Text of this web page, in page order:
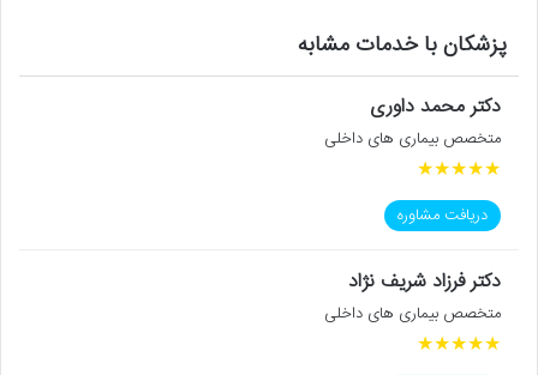
پزشکان با خدمات مشابه
دکتر محمد داوری
متخصص بیماری های داخلی
★
★
★
★
★
دریافت مشاوره
دکتر فرزاد شریف نژاد
متخصص بیماری های داخلی
★
★
★
★
★